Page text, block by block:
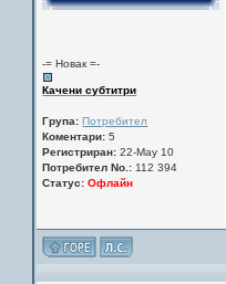
-= Новак =-
Качени субтитри
Група: Потребител
Коментари: 5
Регистриран: 22-May 10
Потребител No.: 112 394
Статус: Офлайн